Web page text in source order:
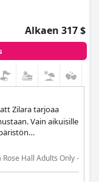
Alkaen 317 $
Zilara tarjoaa
Vain aikuisille
tietoja ei
hieronnat,
Hall Adults Only -